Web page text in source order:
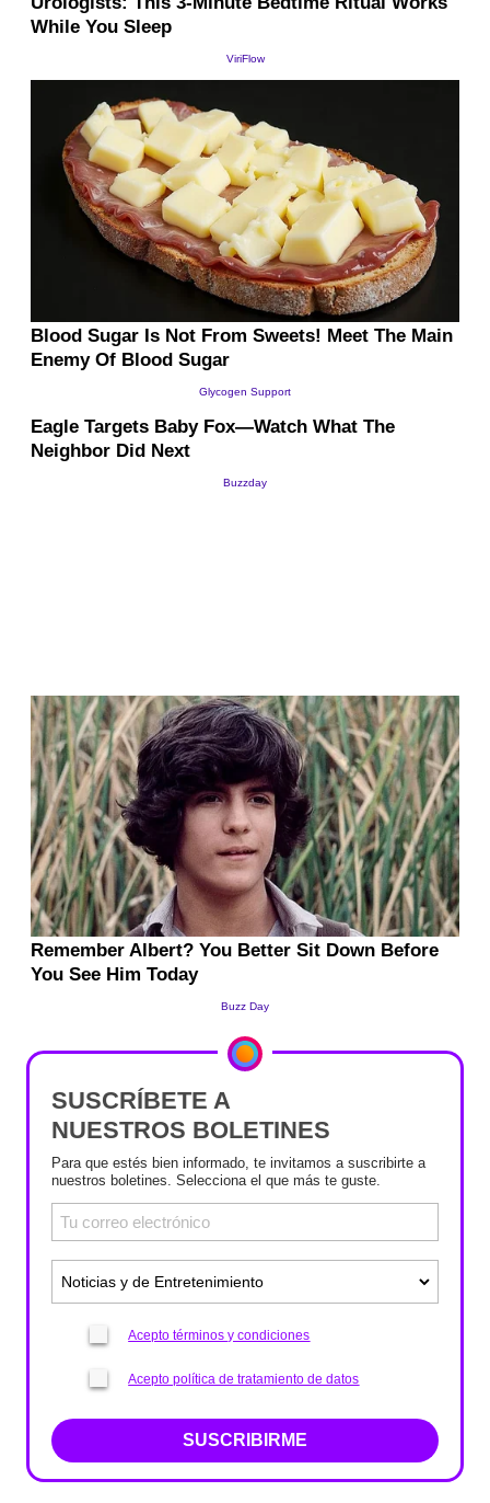
SUSCRÍBETE A
NUESTROS BOLETINES
Para que estés bien informado, te invitamos a suscribirte a
nuestros boletines. Selecciona el que más te guste.
Acepto términos y condiciones
Acepto política de tratamiento de datos
SUSCRIBIRME